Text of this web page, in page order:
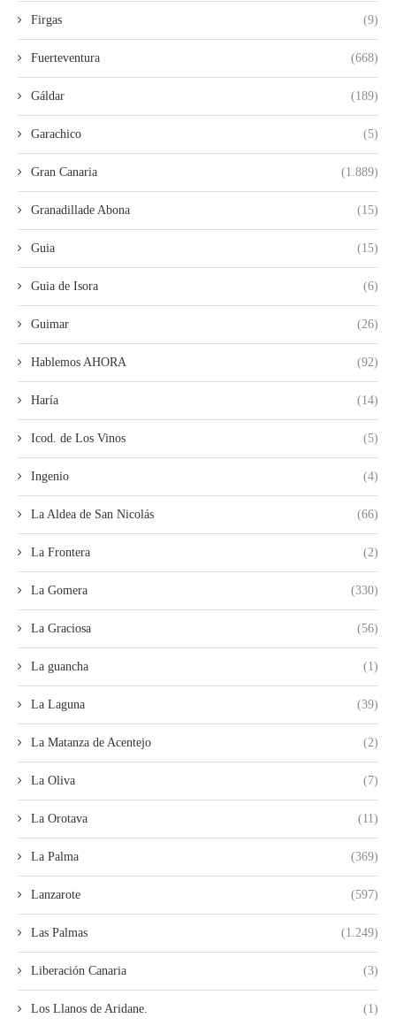
Firgas (9)
Fuerteventura (668)
Gáldar (189)
Garachico (5)
Gran Canaria (1.889)
Granadillade Abona (15)
Guia (15)
Guia de Isora (6)
Guimar (26)
Hablemos AHORA (92)
Haría (14)
Icod. de Los Vinos (5)
Ingenio (4)
La Aldea de San Nicolás (66)
La Frontera (2)
La Gomera (330)
La Graciosa (56)
La guancha (1)
La Laguna (39)
La Matanza de Acentejo (2)
La Oliva (7)
La Orotava (11)
La Palma (369)
Lanzarote (597)
Las Palmas (1.249)
Liberación Canaria (3)
Los Llanos de Aridane. (1)